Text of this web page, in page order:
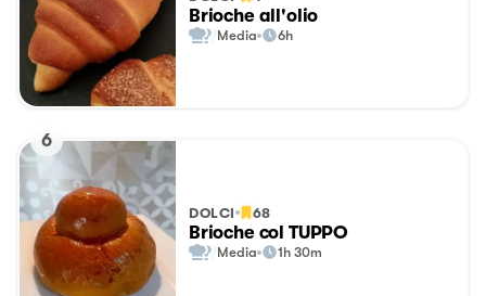
Brioche all'olio
Media 6h
6
DOLCI 68
Brioche col TUPPO
Media 1h 30m